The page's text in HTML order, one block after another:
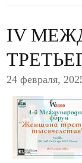
IV
24 февраля,